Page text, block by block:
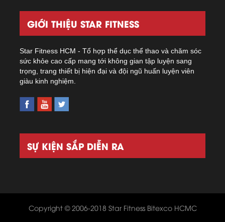
GIỚI THIỆU STAR FITNESS
Star Fitness HCM - Tổ hợp thể dục thể thao và chăm sóc
sức khỏe cao cấp mang tới không gian tập luyện sang
trọng, trang thiết bị hiện đại và đội ngũ huấn luyện viên
giàu kinh nghiệm.
SỰ KIỆN SẮP DIỄN RA
Copyright © 2006-2018 Star Fitness Bitexco HCMC